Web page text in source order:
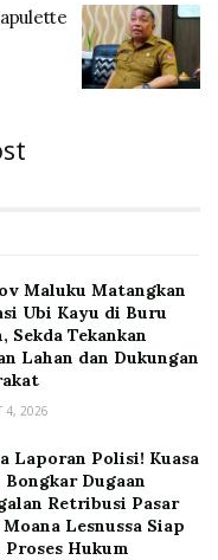
Maluku Matangkan
Ubi Kayu di Buru
Sekda Tekankan
Lahan dan Dukungan
4, 2026
Laporan Polisi! Kuasa
Bongkar Dugaan
Retribusi Pasar
Lesnussa Siap
Proses Hukum